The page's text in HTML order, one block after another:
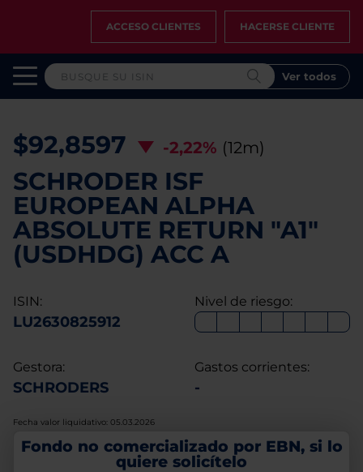
ACCESO CLIENTES HACERSE CLIENTE
Ver todos
$92,8597 -2,22% (12m)
SCHRODER ISF
EUROPEAN ALPHA
ABSOLUTE RETURN "A1"
(USDHDG) ACC A
ISIN:
LU2630825912
Nivel de riesgo:
Gestora:
SCHRODERS
Gastos corrientes:
-
Fecha valor liquidativo: 05.03.2026
Fondo no comercializado por EBN, si lo
quiere solicítelo